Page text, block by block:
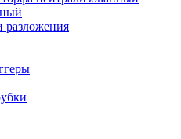
разложения